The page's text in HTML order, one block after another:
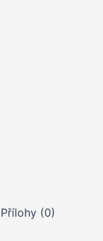
Přílohy (0)